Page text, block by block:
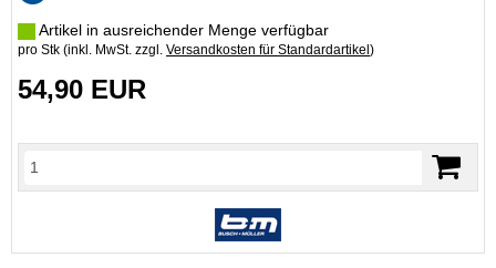
Artikel in ausreichender Menge verfügbar
pro Stk (inkl. MwSt. zzgl. Versandkosten für Standardartikel )
54,90 EUR